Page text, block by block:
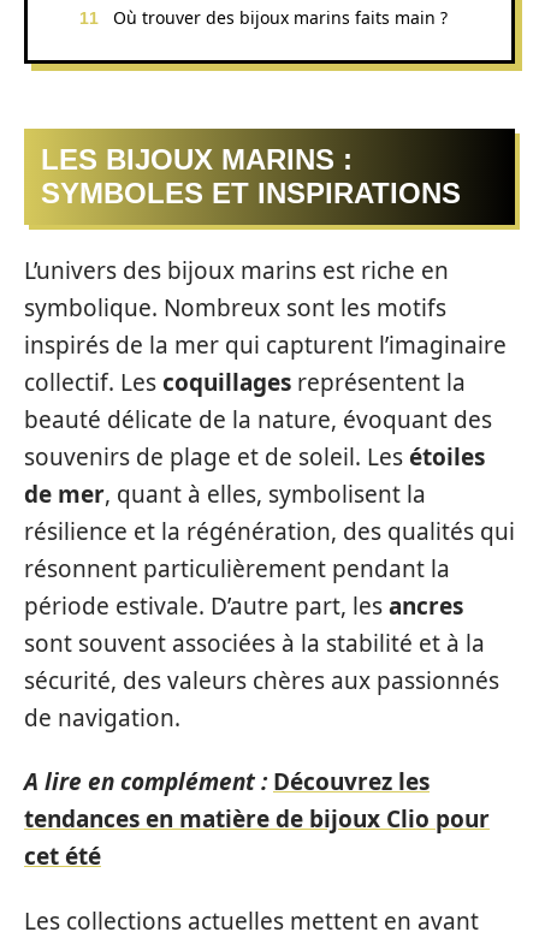
Où trouver des bijoux marins faits main ?
LES BIJOUX MARINS :
SYMBOLES ET INSPIRATIONS
L’univers des bijoux marins est riche en
symbolique. Nombreux sont les motifs
inspirés de la mer qui capturent l’imaginaire
collectif. Lescoquillages représentent la
beauté délicate de la nature, évoquant des
souvenirs de plage et de soleil. Lesétoiles
de mer, quant à elles, symbolisent la
résilience et la régénération, des qualités qui
résonnent particulièrement pendant la
période estivale. D’autre part, lesancres
sont souvent associées à la stabilité et à la
sécurité, des valeurs chères aux passionnés
de navigation.
A lire en complément : Découvrez les
tendances en matière de bijoux Clio pour
cet été
Les collections actuelles mettent en avant